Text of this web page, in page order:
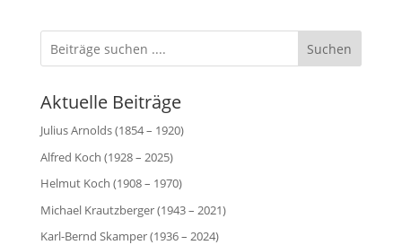
Suchen
Aktuelle Beiträge
Julius Arnolds (1854 – 1920)
Alfred Koch (1928 – 2025)
Helmut Koch (1908 – 1970)
Michael Krautzberger (1943 – 2021)
Karl-Bernd Skamper (1936 – 2024)